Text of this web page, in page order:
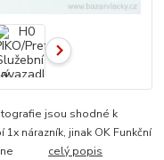
jsou shodné k
nárazník, jinak OK Funkční
- ne celý popis